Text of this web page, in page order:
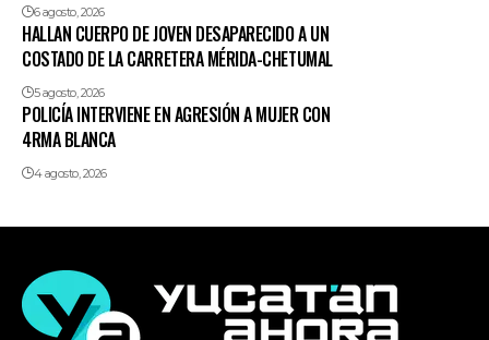
6 agosto, 2026
HALLAN CUERPO DE JOVEN DESAPARECIDO A UN
COSTADO DE LA CARRETERA MÉRIDA-CHETUMAL
5 agosto, 2026
POLICÍA INTERVIENE EN AGRESIÓN A MUJER CON
4RMA BLANCA
4 agosto, 2026